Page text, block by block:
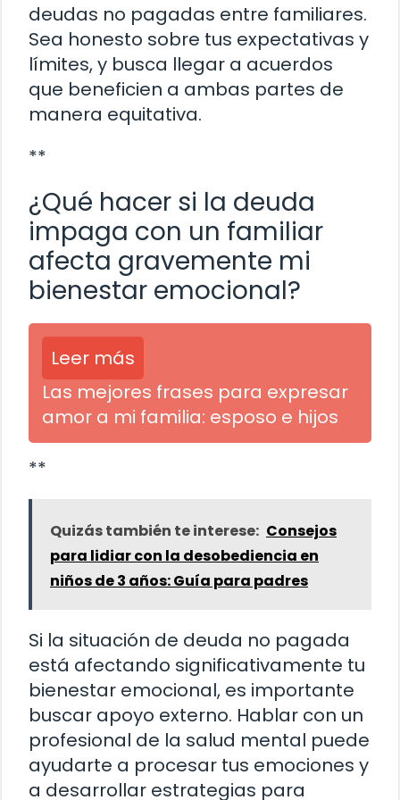
deudas no pagadas entre familiares.
Sea honesto sobre tus expectativas y
límites, y busca llegar a acuerdos
que beneficien a ambas partes de
manera equitativa.
**
¿Qué hacer si la deuda
impaga con un familiar
afecta gravemente mi
bienestar emocional?
Leer más
Las mejores frases para expresar
amor a mi familia: esposo e hijos
**
Quizás también te interese: Consejos
para lidiar con la desobediencia en
niños de 3 años: Guía para padres
Si la situación de deuda no pagada
está afectando significativamente tu
bienestar emocional, es importante
buscar apoyo externo. Hablar con un
profesional de la salud mental puede
ayudarte a procesar tus emociones y
a desarrollar estrategias para